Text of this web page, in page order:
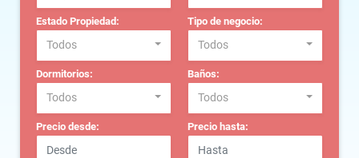
Estado Propiedad:
Todos
Tipo de negocio:
Todos
Dormitorios:
Todos
Baños:
Todos
Precio desde: Precio hasta: